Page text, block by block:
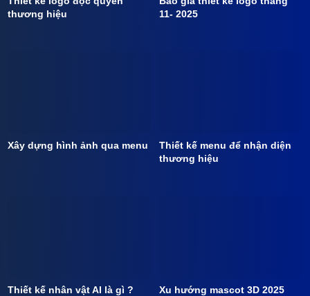
thương hiệu
11- 2025
Xây dựng hình ảnh qua menu
Thiết kế menu để nhận diện
thương hiệu
Thiết kế nhân vật AI là gì ?
Xu hướng mascot 3D 2025